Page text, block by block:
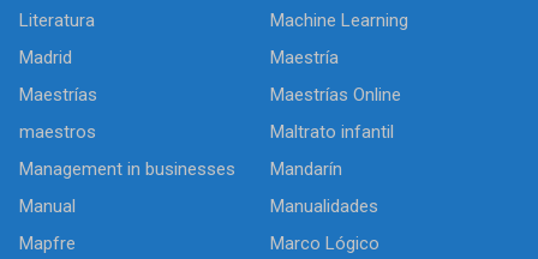
Literatura
Machine Learning
Madrid
Maestría
Maestrías
Maestrías Online
maestros
Maltrato infantil
Management in businesses
Mandarín
Manual
Manualidades
Mapfre
Marco Lógico